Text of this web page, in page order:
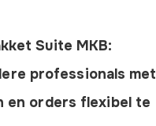
Suite MKB:
professionals met
en orders flexibel te